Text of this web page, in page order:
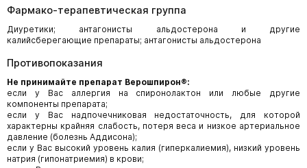
Фармако-терапевтическая группа
Диуретики; антагонисты альдостерона и другие
калийсберегающие препараты; антагонисты альдостерона
Противопоказания
Не принимайте препарат Верошпирон®:
если у Вас аллергия на спиронолактон или любые другие
компоненты препарата;
если у Вас надпочечниковая недостаточность, для которой
характерны крайняя слабость, потеря веса и низкое артериальное
давление (болезнь Аддисона);
если у Вас высокий уровень калия (гиперкалиемия), низкий уровень
натрия (гипонатриемия) в крови;